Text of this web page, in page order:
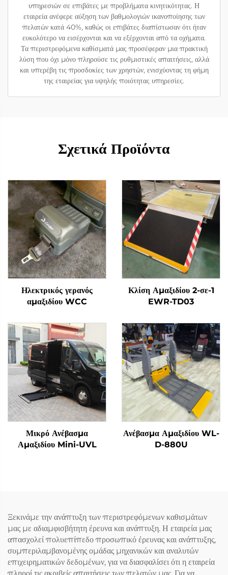
υπηρεσιών σε επιβάτες με προβλήματα κινητικότητας. Η
εταιρεία ανέφερε αύξηση των βαθμολογιών ικανοποίησης των
πελατών κατά 40%, καθώς οι επιβάτες διαπίστωσαν ότι ήταν
ευκολότερο να εισέρχονται και να εξέρχονται από τα οχήματα.
Τα περιστρεφόμενα καθίσματά μας προσέφεραν μια πρακτική
λύση που όχι μόνο πληρούσε τις ρυθμιστικές απαιτήσεις, αλλά
και υπερέβη τις προσδοκίες των χρηστών, ενισχύοντας τη φήμη
της εταιρείας για υψηλής ποιότητας υπηρεσίες.
Σχετικά Προϊόντα
Ηλεκτρικός γερανός
αμαξιδίου WCC
Κλίση Αμαξιδίου 2-σε-1
EWR-TD03
Μικρό Ανέβασμα
Αμαξιδίου Mini-UVL
Ανέβασμα Αμαξιδίου WL-
D-880U
Ξεκινάμε την ανάπτυξη των περιστρεφόμενων καθισμάτων
μας με αδιαμφισβήτητη έρευνα και ανάπτυξη. Η εταιρεία μας
απασχολεί πολυεπίπεδο προσωπικό έρευνας και ανάπτυξης,
συμπεριλαμβανομένης ομάδας μηχανικών και αναλυτών
επιχειρηματικών δεδομένων, για να διασφαλίσει ότι η εταιρεία